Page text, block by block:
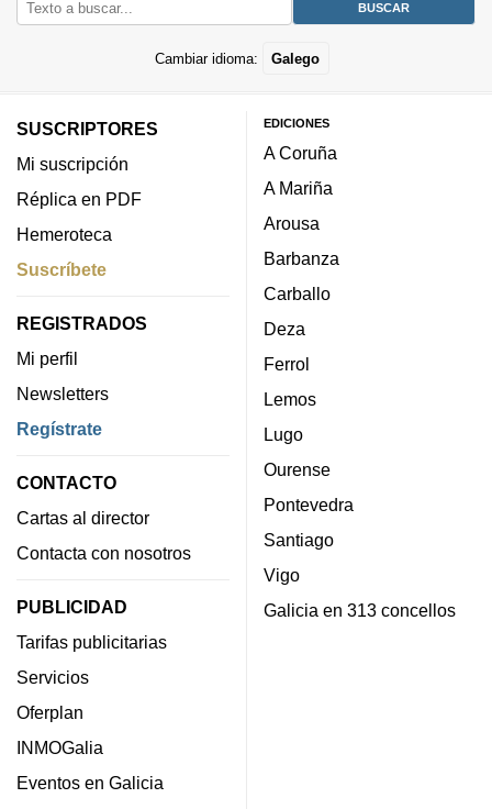
Cambiar idioma: Galego
SUSCRIPTORES
Mi suscripción
Réplica en PDF
Hemeroteca
Suscríbete
REGISTRADOS
Mi perfil
Newsletters
Regístrate
CONTACTO
Cartas al director
Contacta con nosotros
PUBLICIDAD
Tarifas publicitarias
Servicios
Oferplan
INMOGalia
Eventos en Galicia
EDICIONES
A Coruña
A Mariña
Arousa
Barbanza
Carballo
Deza
Ferrol
Lemos
Lugo
Ourense
Pontevedra
Santiago
Vigo
Galicia en 313 concellos